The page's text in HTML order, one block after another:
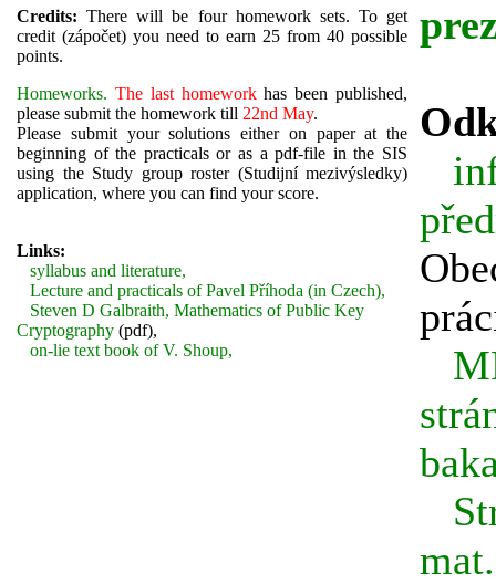
Credits: There will be four homework sets. To get
credit (zápočet) you need to earn 25 from 40 possible
points.
Homeworks. The last homeworkhas been published,
please submit the homework till 22nd May.
Please submit your solutions either on paper at the
beginning of the practicals or as a pdf-file in the SIS
using the Study group roster (Studijní mezivýsledky)
application, where you can find your score.
Links:
syllabus and literature,
Lecture and practicals of Pavel Příhoda (in Czech),
Steven D Galbraith, Mathematics of Public Key
Cryptography (pdf),
on-lie text book of V. Shoup,